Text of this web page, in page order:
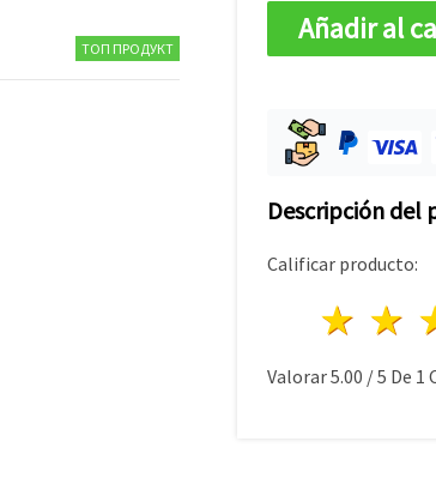
ТОП ПРОДУКТ
Añadir al
Descripción del
Calificar producto:
1
Valorar5.00 /5 De 1